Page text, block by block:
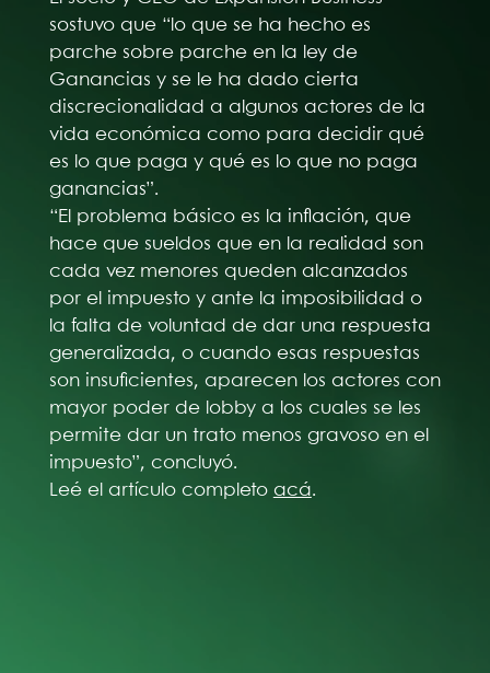
sostuvo que “lo que se ha hecho es
parche sobre parche en la ley de
Ganancias y se le ha dado cierta
discrecionalidad a algunos actores de la
vida económica como para decidir qué
es lo que paga y qué es lo que no paga
ganancias”.
“El problema básico es la inflación, que
hace que sueldos que en la realidad son
cada vez menores queden alcanzados
por el impuesto y ante la imposibilidad o
la falta de voluntad de dar una respuesta
generalizada, o cuando esas respuestas
son insuficientes, aparecen los actores con
mayor poder de lobby a los cuales se les
permite dar un trato menos gravoso en el
impuesto”, concluyó.
Leé el artículo completo acá.